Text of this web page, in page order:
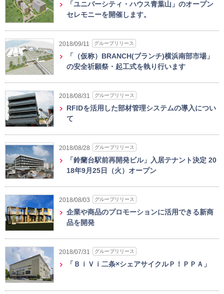
「ユニバーシティ・ハウス青葉山」のオープン
セレモニーを開催します。
2018/09/11 グループリリース
「（仮称）BRANCH(ブランチ)横浜南部市場」
の安全祈願祭・起工式を執り行います
2018/08/31 グループリリース
RFIDを活用した部材管理システムの導入につい
て
2018/08/28 グループリリース
「鈴蘭台駅前再開発ビル」入居テナント決定 20
18年9月25日（火）オープン
2018/08/03 グループリリース
企業や商品のプロモーションに活用できる新商
品を開発
2018/07/31 グループリリース
「ＢｉＶｉ二条×シェアサイクルＰ！ＰＰＡ」